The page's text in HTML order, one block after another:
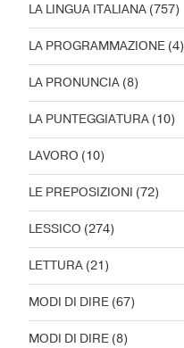
LA LINGUA ITALIANA (757)
LA PROGRAMMAZIONE (4)
LA PRONUNCIA (8)
LA PUNTEGGIATURA (10)
LAVORO (10)
LE PREPOSIZIONI (72)
LESSICO (274)
LETTURA (21)
MODI DI DIRE (67)
MODI DI DIRE (8)